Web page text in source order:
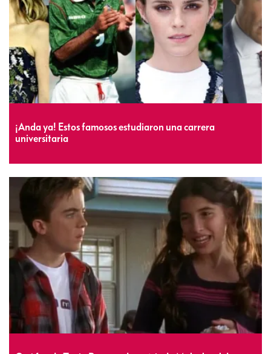
¡Anda ya! Estos famosos estudiaron una carrera
universitaria